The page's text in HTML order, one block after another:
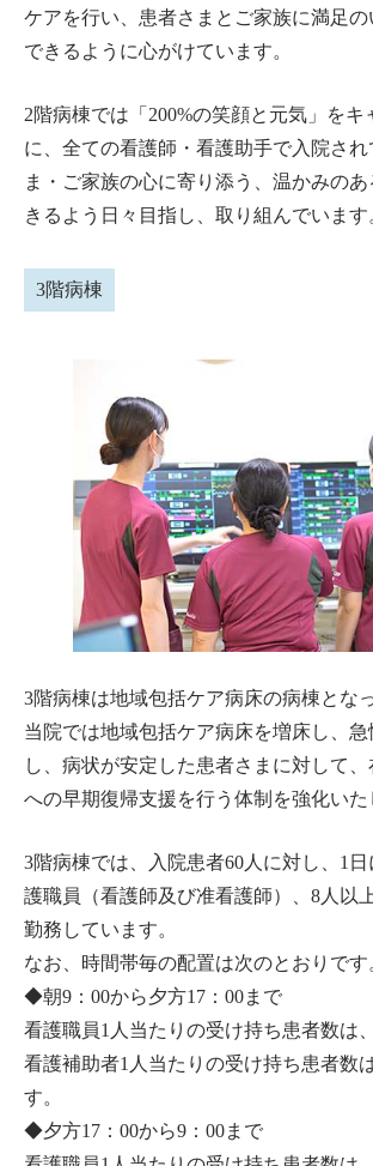
ケアを行い、患者さまとご家族に満足
できるように心がけています。
2階病棟では「200%の笑顔と元気」をキ
に、全ての看護師・看護助手で入院され
ま・ご家族の心に寄り添う、温かみの
きるよう日々目指し、取り組んでいます
3階病棟
3階病棟は地域包括ケア病床の病棟とな
当院では地域包括ケア病床を増床し、
し、病状が安定した患者さまに対して
への早期復帰支援を行う体制を強化いた
3階病棟では、入院患者60人に対し、1
護職員（看護師及び准看護師）、8人以
勤務しています。
なお、時間帯毎の配置は次のとおりです
◆朝9：00から夕方17：00まで
看護職員1人当たりの受け持ち患者数は
看護補助者1人当たりの受け持ち患者数
す。
◆夕方17：00から9：00まで